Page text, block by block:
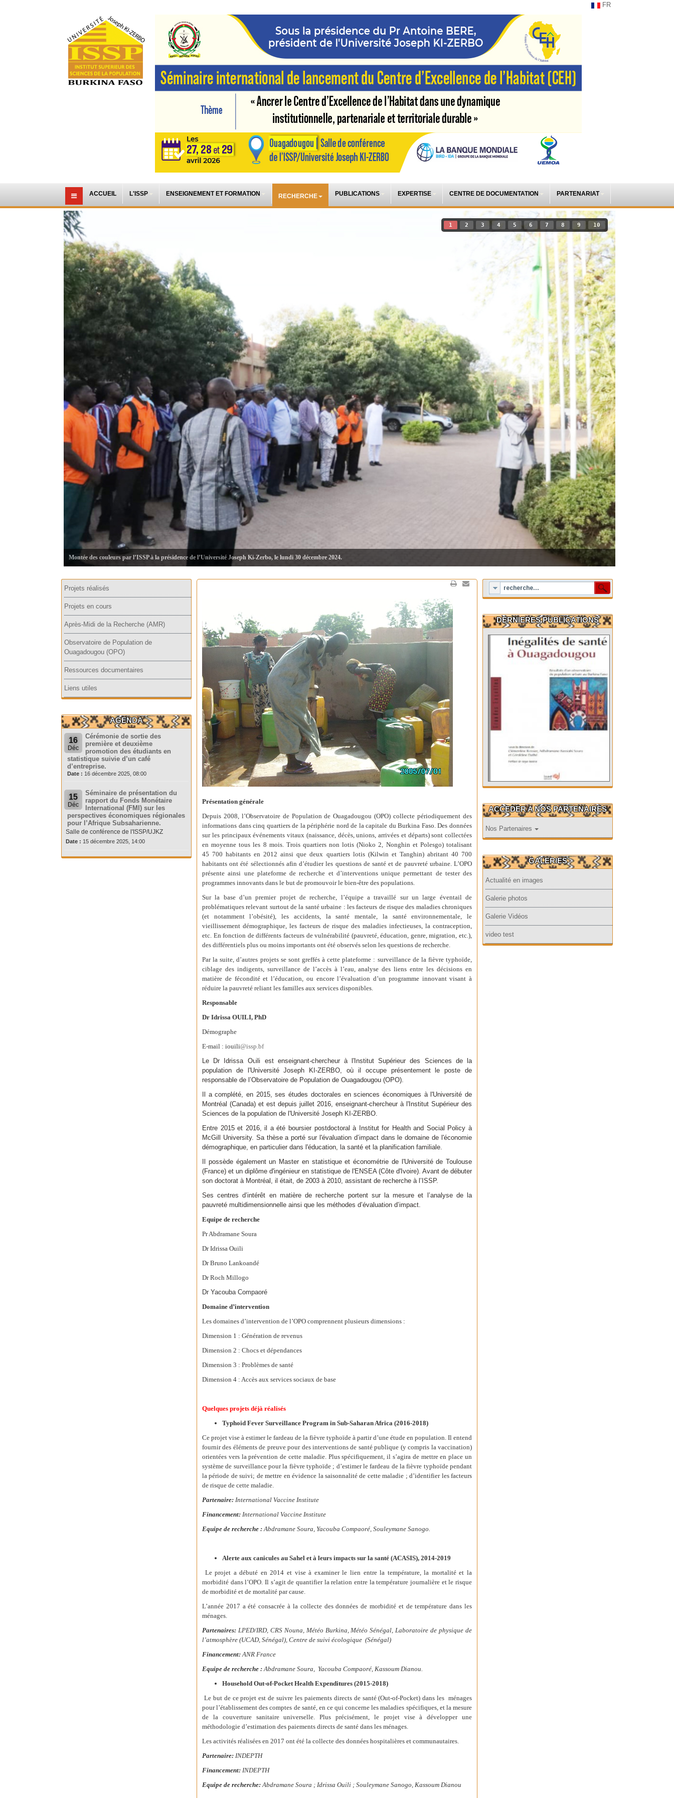
FR
ACCUEIL L'ISSP ENSEIGNEMENT ET FORMATION RECHERCHE PUBLICATIONS EXPERTISE CENTRE DE DOCUMENTATION PARTENARIAT
1 2 3 4 5 6 7 8 9 10
Présentation générale
Depuis 2008, l’Observatoire de Population de Ouagadougou (OPO) collecte périodiquement des
informations dans cinq quartiers de la périphérie nord de la capitale du Burkina Faso. Des données
sur les principaux événements vitaux (naissance, décès, unions, arrivées et départs) sont collectées
en moyenne tous les 8 mois. Trois quartiers non lotis (Nioko 2, Nonghin et Polesgo) totalisant
45 700 habitants en 2012 ainsi que deux quartiers lotis (Kilwin et Tanghin) abritant 40 700
habitants ont été sélectionnés afin d’étudier les questions de santé et de pauvreté urbaine. L’OPO
présente ainsi une plateforme de recherche et d’interventions unique permettant de tester des
programmes innovants dans le but de promouvoir le bien-être des populations.
Sur la base d’un premier projet de recherche, l’équipe a travaillé sur un large éventail de
problématiques relevant surtout de la santé urbaine : les facteurs de risque des maladies chroniques
(et notamment l’obésité), les accidents, la santé mentale, la santé environnementale, le
vieillissement démographique, les facteurs de risque des maladies infectieuses, la contraception,
etc. En fonction de différents facteurs de vulnérabilité (pauvreté, éducation, genre, migration, etc.),
des différentiels plus ou moins importants ont été observés selon les questions de recherche.
Par la suite, d’autres projets se sont greffés à cette plateforme : surveillance de la fièvre typhoïde,
ciblage des indigents, surveillance de l’accès à l’eau, analyse des liens entre les décisions en
matière de fécondité et l’éducation, ou encore l’évaluation d’un programme innovant visant à
réduire la pauvreté reliant les familles aux services disponibles.
Responsable
Dr Idrissa OUILI, PhD
Démographe
E-mail : iouili@issp.bf
Le Dr Idrissa Ouili est enseignant-chercheur à l'Institut Supérieur des Sciences de la
population de l'Université Joseph KI-ZERBO, où il occupe présentement le poste de
responsable de l’Observatoire de Population de Ouagadougou (OPO).
Il a complété, en 2015, ses études doctorales en sciences économiques à l'Université de
Montréal (Canada) et est depuis juillet 2016, enseignant-chercheur à l'Institut Supérieur des
Sciences de la population de l'Université Joseph KI-ZERBO.
Entre 2015 et 2016, il a été boursier postdoctoral à Institut for Health and Social Policy à
McGill University. Sa thèse a porté sur l'évaluation d’impact dans le domaine de l'économie
démographique, en particulier dans l'éducation, la santé et la planification familiale.
Il possède également un Master en statistique et économétrie de l'Université de Toulouse
(France) et un diplôme d'ingénieur en statistique de l'ENSEA (Côte d'Ivoire). Avant de débuter
son doctorat à Montréal, il était, de 2003 à 2010, assistant de recherche à l’ISSP.
Ses centres d’intérêt en matière de recherche portent sur la mesure et l’analyse de la
pauvreté multidimensionnelle ainsi que les méthodes d’évaluation d’impact.
Equipe de recherche
Pr Abdramane Soura
Dr Idrissa Ouili
Dr Bruno Lankoandé
Dr Roch Millogo
Dr Yacouba Compaoré
Domaine d’intervention
Les domaines d’intervention de l’OPO comprennent plusieurs dimensions :
Dimension 1 : Génération de revenus
Dimension 2 : Chocs et dépendances
Dimension 3 : Problèmes de santé
Dimension 4 : Accès aux services sociaux de base
Quelques projets déjà réalisés
Typhoid Fever Surveillance Program in Sub-Saharan Africa (2016-2018)
Ce projet vise à estimer le fardeau de la fièvre typhoïde à partir d’une étude en population. Il entend
fournir des éléments de preuve pour des interventions de santé publique (y compris la vaccination)
orientées vers la prévention de cette maladie. Plus spécifiquement, il s’agira de mettre en place un
système de surveillance pour la fièvre typhoïde ; d’estimer le fardeau de la fièvre typhoïde pendant
la période de suivi; de mettre en évidence la saisonnalité de cette maladie ; d’identifier les facteurs
de risque de cette maladie.
Partenaire: International Vaccine Institute
Financement: International Vaccine Institute
Equipe de recherche :Abdramane Soura, Yacouba Compaoré, Souleymane Sanogo.
Alerte aux canicules au Sahel et à leurs impacts sur la santé (ACASIS), 2014-2019
Le projet a débuté en 2014 et vise à examiner le lien entre la température, la mortalité et la
morbidité dans l’OPO. Il s’agit de quantifier la relation entre la température journalière et le risque
de morbidité et de mortalité par cause.
L’année 2017 a été consacrée à la collecte des données de morbidité et de température dans les
ménages.
Partenaires: LPED/IRD, CRS Nouna, Météo Burkina, Météo Sénégal, Laboratoire de physique de
l’atmosphère (UCAD, Sénégal), Centre de suivi écologique (Sénégal)
Financement:ANR France
Equipe de recherche :Abdramane Soura, Yacouba Compaoré, Kassoum Dianou.
Household Out-of-Pocket Health Expenditures (2015-2018)
Le but de ce projet est de suivre les paiements directs de santé (Out-of-Pocket) dans les ménages
pour l’établissement des comptes de santé, en ce qui concerne les maladies spécifiques, et la mesure
de la couverture sanitaire universelle. Plus précisément, le projet vise à développer une
méthodologie d’estimation des paiements directs de santé dans les ménages.
Les activités réalisées en 2017 ont été la collecte des données hospitalières et communautaires.
Partenaire: INDEPTH
Financement: INDEPTH
Equipe de recherche:Abdramane Soura ; Idrissa Ouili ; Souleymane Sanogo, Kassoum Dianou
Projets réalisés
Projets en cours
Après-Midi de la Recherche (AMR)
Observatoire de Population de
Ouagadougou (OPO)
Ressources documentaires
Liens utiles
AGENDA
16
Déc
Cérémonie de sortie des
première et deuxième
promotion des étudiants en
statistique suivie d’un café
d’entreprise.
Date : 16 décembre 2025, 08:00
15
Déc
Séminaire de présentation du
rapport du Fonds Monétaire
International (FMI) sur les
perspectives économiques régionales
pour l’Afrique Subsaharienne.
Salle de conférence de l'ISSP/UJKZ
Date : 15 décembre 2025, 14:00
DERNIERES PUBLICATIONS
ACCEDER A NOS PARTENAIRES
Nos Partenaires
GALERIES
Actualité en images
Galerie photos
Galerie Vidéos
video test